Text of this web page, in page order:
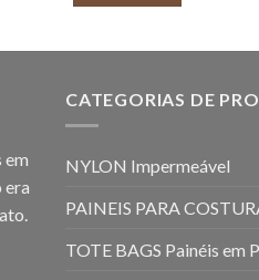
em
era
CATEGORIAS DE
NYLON Impermeável
PAINEIS PARA
TOTE BAGS Painéis em